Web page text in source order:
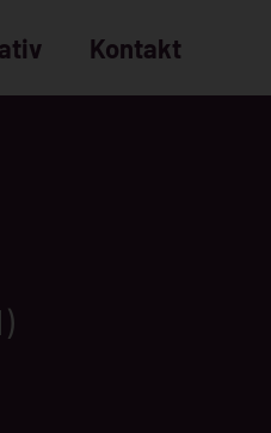
Kontakt